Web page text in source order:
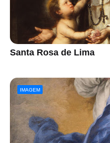
Santa Rosa de Lima
IMAGEM